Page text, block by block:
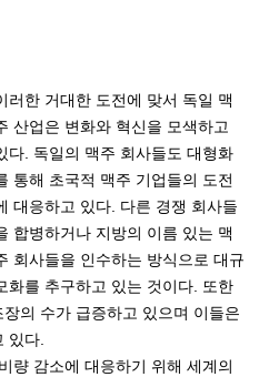
러한 거대한 도전에 맞서 독일 맥
산업은 변화와 혁신을 모색하고
다. 독일의 맥주 회사들도 대형화
통해 초국적 맥주 기업들의 도전
대응하고 있다. 다른 경쟁 회사들
합병하거나 지방의 이름 있는 맥
회사들을 인수하는 방식으로 대규
화를 추구하고 있는 것이다. 또한
의 수가 급증하고 있으며 이들은
있다.
량 감소에 대응하기 위해 세계의